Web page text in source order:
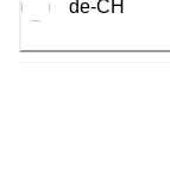
de-CH